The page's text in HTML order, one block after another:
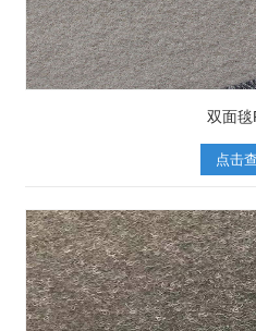
双面毯
点击